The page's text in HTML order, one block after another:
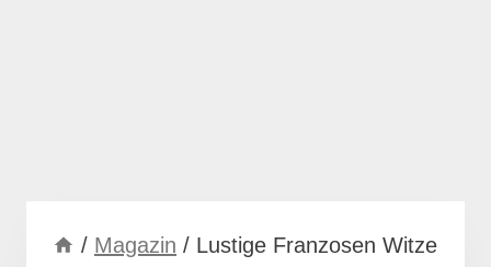
/ Magazin / Lustige Franzosen Witze